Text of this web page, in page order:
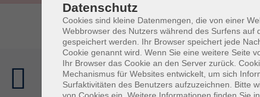
Datenschutz
Cookies sind kleine Datenmengen, die von einer
Webbrowser des Nutzers während des Surfens auf
gespeichert werden. Ihr Browser speichert jede
Cookie genannt wird. Wenn Sie eine weitere Seite
Ihr Browser das Cookie an den Server zurück.
Mechanismus für Websites entwickelt, um sich
Surfaktivitäten des Benutzers aufzuzeichnen. Bitte